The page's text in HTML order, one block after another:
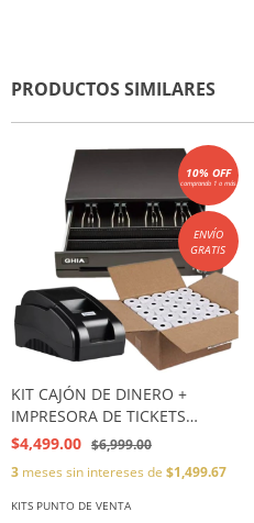
PRODUCTOS SIMILARES
10% OFF
comprando 1 o más
ENVÍO
GRATIS
KIT CAJÓN DE DINERO +
IMPRESORA DE TICKETS
BLUETOOTH 57mm + CAJA DE
$4,499.00 $6,999.00
3 meses sin intereses de $1,499.67
KITS PUNTO DE VENTA